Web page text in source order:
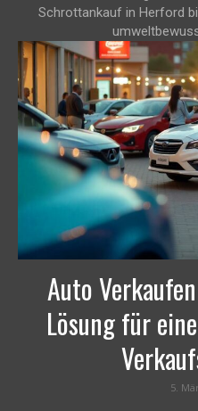
Schrottankauf in Herford
Auto
Lösung für
5.